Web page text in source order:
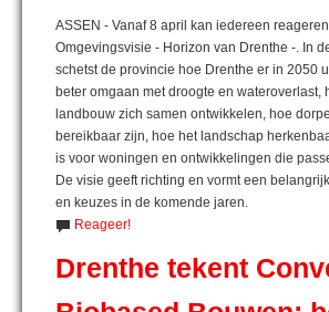
ASSEN - Vanaf 8 april kan iedereen
Omgevingsvisie - Horizon van Drenthe -. In
schetst de provincie hoe Drenthe er in 2050
beter omgaan met droogte en wateroverlast,
landbouw zich samen ontwikkelen, hoe
bereikbaar zijn, hoe het landschap
is voor woningen en ontwikkelingen die
De visie geeft richting en vormt een
en keuzes in de komende jaren.
Reageer!
Drenthe tekent